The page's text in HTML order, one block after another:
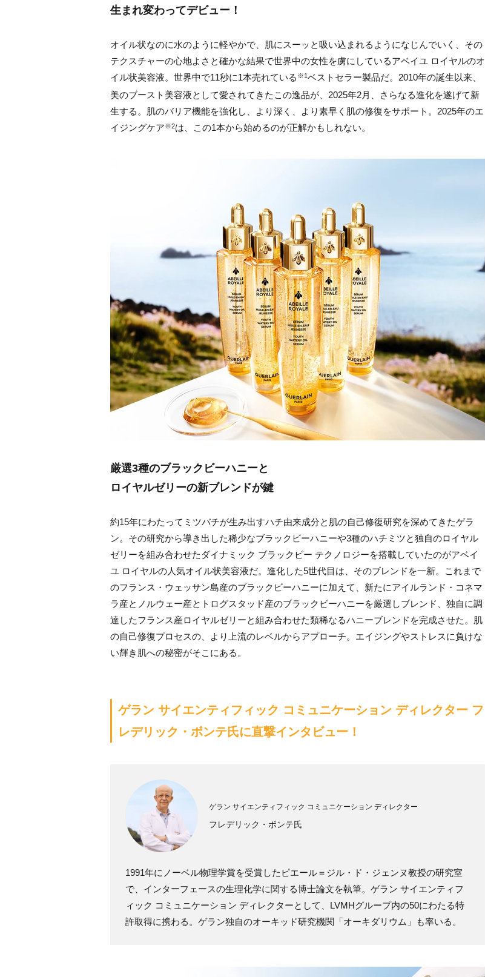
生まれ変わってデビュー！
オイル状なのに水のように軽やかで、肌にスーッと吸い込まれるようになじんでいく、その
テクスチャーの心地よさと確かな結果で世界中の女性を虜にしているアベイユ ロイヤルのオ
イル状美容液。世界中で11秒に1本売れている ※1ベストセラー製品だ。2010年の誕生以来、
美のブースト美容液として愛されてきたこの逸品が、2025年2月、さらなる進化を遂げて新
生する。肌のバリア機能を強化し、より深く、より素早く肌の修復をサポート。2025年のエ
イジングケア※2は、この1本から始めるのが正解かもしれない。
厳選3種のブラックビーハニーと
ロイヤルゼリーの新ブレンドが鍵
約15年にわたってミツバチが生み出すハチ由来成分と肌の自己修復研究を深めてきたゲラ
ン。その研究から導き出した稀少なブラックビーハニーや3種のハチミツと独自のロイヤル
ゼリーを組み合わせたダイナミック ブラックビー テクノロジーを搭載していたのがアベイ
ユ ロイヤルの人気オイル状美容液だ。進化した5世代目は、そのブレンドを一新。これまで
のフランス・ウェッサン島産のブラックビーハニーに加えて、新たにアイルランド・コネマ
ラ産とノルウェー産とトログスタッド産のブラックビーハニーを厳選しブレンド、独自に調
達したフランス産ロイヤルゼリーと組み合わせた類稀なるハニーブレンドを完成させた。肌
の自己修復プロセスの、より上流のレベルからアプローチ。エイジングやストレスに負けな
い輝き肌への秘密がそこにある。
ゲラン サイエンティフィック コミュニケーション ディレクター フ
レデリック・ボンテ氏に直撃インタビュー！
ゲラン サイエンティフィック コミュニケーション ディレクター
フレデリック・ボンテ氏
1991年にノーベル物理学賞を受賞したピエール＝ジル・ド・ジェンヌ教授の研究室
で、インターフェースの生理化学に関する博士論文を執筆。ゲラン サイエンティフ
ィック コミュニケーション ディレクターとして、LVMHグループ内の50にわたる特
許取得に携わる。ゲラン独自のオーキッド研究機関「オーキダリウム」も率いる。